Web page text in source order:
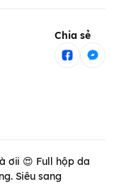
Chia sẻ
ơii 😍 Full hộp da
Siêu sang